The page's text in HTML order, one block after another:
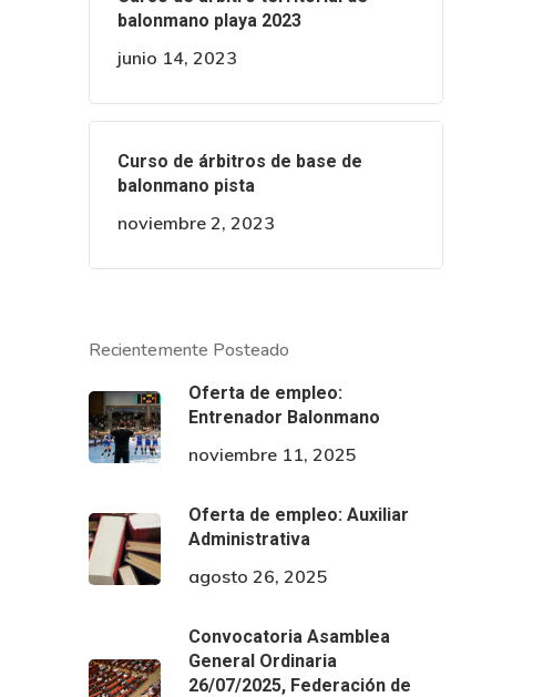
balonmano playa 2023
junio 14, 2023
Curso de árbitros de base de
balonmano pista
noviembre 2, 2023
Recientemente Posteado
Oferta de empleo:
Entrenador Balonmano
noviembre 11, 2025
Oferta de empleo: Auxiliar
Administrativa
agosto 26, 2025
Convocatoria Asamblea
General Ordinaria
26/07/2025, Federación de